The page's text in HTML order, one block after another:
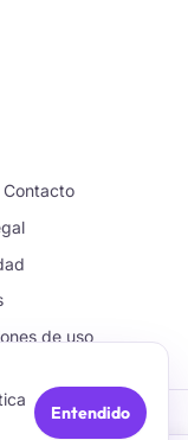
Contacto
de uso
comunidad.
Entendido